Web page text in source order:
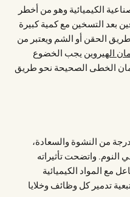
الكيميائية وهو من أخطر
بعد التسخين مع كمية كبيرة
الحقن أو الشم ويعتبر من
الهيروين يجب الخضوع
الخطى الصحيحة نحو طريق
من النشوة والسعادة،
النوم. واتضحت تأثيراته
مع المواد الكيميائية
تدمير كل وظائف وخلايا